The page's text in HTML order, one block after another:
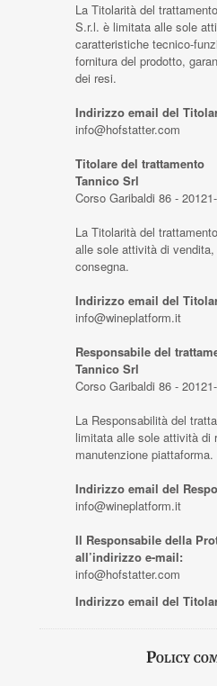
La Titolarità del
S.r.l. è limitata alle sole
caratteristiche tecnico-
fornitura del prodotto,
dei resi.
Indirizzo email del
info@hofstatter.com
Titolare del trattamento
Tannico Srl
Corso Garibaldi 86 -
La Titolarità del
alle sole attività di
consegna.
Indirizzo email del
info@wineplatform.it
Responsabile del
Tannico Srl
Corso Garibaldi 86 -
La Responsabilità del
limitata alle sole attività di
manutenzione piattaforma.
Indirizzo email del
info@wineplatform.it
Il Responsabile della
all’indirizzo e-mail:
info@hofstatter.com
Indirizzo email del
Policy